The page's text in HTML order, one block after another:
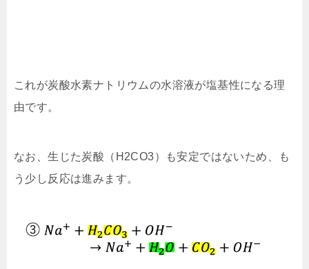
これが炭酸水素ナトリウムの水溶液が塩基性になる理
由です。
なお、生じた炭酸（H2CO3）も安定ではないため、も
う少し反応は進みます。